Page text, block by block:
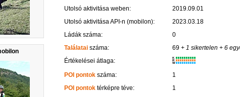
Utolsó aktivitása weben:
2019.09.01
Utolsó aktivitása API-n (mobilon):
2023.03.18
Ládák száma:
0
Találatai száma: 69+ 1 sikertelen + 6
Értékelései átlaga:
K
R
W
POI pontok száma:
1
POI pontok térképre téve:
1